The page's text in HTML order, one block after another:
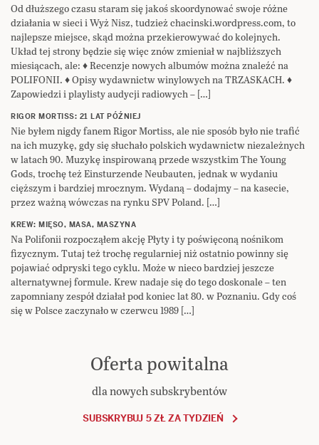
Od dłuższego czasu staram się jakoś skoordynować swoje różne
działania w sieci i Wyż Nisz, tudzież chacinski.wordpress.com, to
najlepsze miejsce, skąd można przekierowywać do kolejnych.
Układ tej strony będzie się więc znów zmieniał w najbliższych
miesiącach, ale: ♦ Recenzje nowych albumów można znaleźć na
POLIFONII. ♦ Opisy wydawnictw winylowych na TRZASKACH. ♦
Zapowiedzi i playlisty audycji radiowych – […]
RIGOR MORTISS: 21 LAT PÓŹNIEJ
Nie byłem nigdy fanem Rigor Mortiss, ale nie sposób było nie trafić
na ich muzykę, gdy się słuchało polskich wydawnictw niezależnych
w latach 90. Muzykę inspirowaną przede wszystkim The Young
Gods, trochę też Einsturzende Neubauten, jednak w wydaniu
cięższym i bardziej mrocznym. Wydaną – dodajmy – na kasecie,
przez ważną wówczas na rynku SPV Poland. […]
KREW: MIĘSO, MASA, MASZYNA
Na Polifonii rozpocząłem akcję Płyty i ty poświęconą nośnikom
fizycznym. Tutaj też trochę regularniej niż ostatnio powinny się
pojawiać odpryski tego cyklu. Może w nieco bardziej jeszcze
alternatywnej formule. Krew nadaje się do tego doskonale – ten
zapomniany zespół działał pod koniec lat 80. w Poznaniu. Gdy coś
się w Polsce zaczynało w czerwcu 1989 […]
Oferta powitalna
dla nowych subskrybentów
SUBSKRYBUJ 5 ZŁ ZA TYDZIEŃ